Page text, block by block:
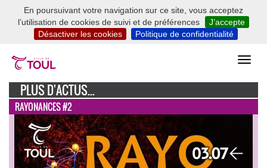
En poursuivant votre navigation sur ce site, vous acceptez
l’utilisation de cookies de suivi et de préférences
J’accepte
Désactiver les cookies
Politique de confidentialité
PLUS D'ACTUS...
RAYONANCES #2